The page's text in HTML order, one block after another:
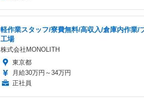
軽作業スタッフ/寮費無料/高収入/倉庫内作業/
工場
株式会社MONOLITH
東京都
月給30万円～34万円
正社員